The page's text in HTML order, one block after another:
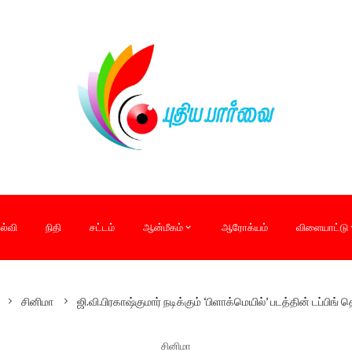
நிதி சட்டம் ஆன்மீகம் ஆரோக்யம் விளையாட்டு
சினிமா ஜி.வி.பிரகாஷ்குமார் நடிக்கும் ‘பிளாக்மெயில்’ படத்தின் டப்பிங்
சினிமா